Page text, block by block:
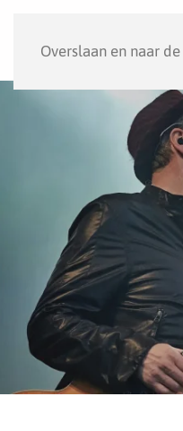
Overslaan en naar